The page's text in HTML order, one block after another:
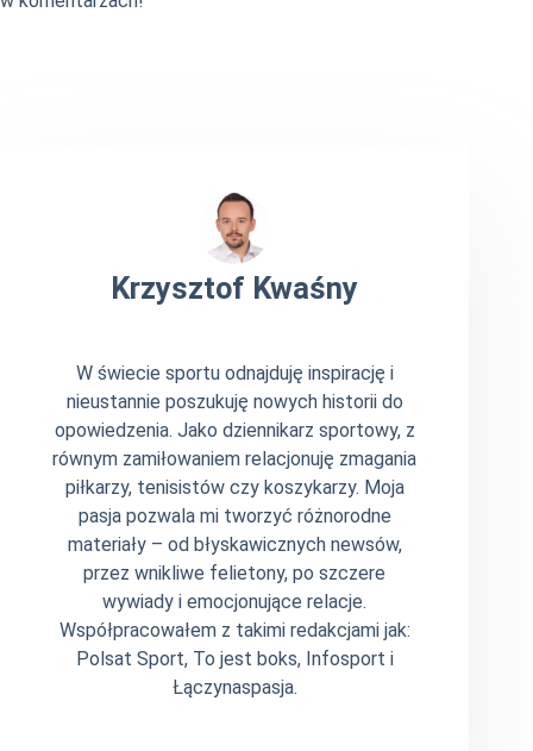
Krzysztof Kwaśny
W świecie sportu odnajduję inspirację i
nieustannie poszukuję nowych historii do
opowiedzenia. Jako dziennikarz sportowy, z
równym zamiłowaniem relacjonuję zmagania
piłkarzy, tenisistów czy koszykarzy. Moja
pasja pozwala mi tworzyć różnorodne
materiały – od błyskawicznych newsów,
przez wnikliwe felietony, po szczere
wywiady i emocjonujące relacje.
Współpracowałem z takimi redakcjami jak:
Polsat Sport, To jest boks, Infosport i
Łączynaspasja.